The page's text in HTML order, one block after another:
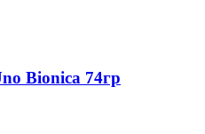
Bionica 74гр